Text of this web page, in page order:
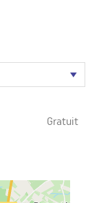
Gratuit